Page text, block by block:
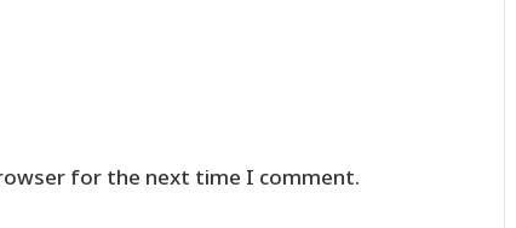
for the next time I comment.